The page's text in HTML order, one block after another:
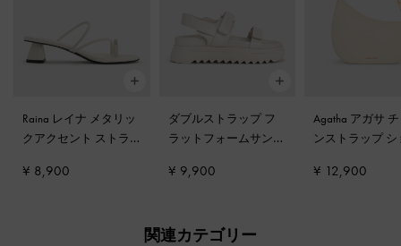
Raina レイナ メタリッ
クアクセント ストラ
ルサンダル
¥ 8,900
ダブルストラップ フ
ラットフォームサンダ
¥ 9,900
Agatha アガサ
ンストラップ シ
¥ 12,900
関連カテゴリー